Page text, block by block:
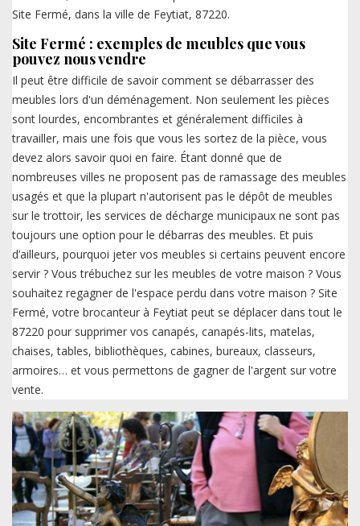
Site Fermé, dans la ville de Feytiat, 87220.
Site Fermé : exemples de meubles que vous
pouvez nous vendre
Il peut être difficile de savoir comment se débarrasser des
meubles lors d'un déménagement. Non seulement les pièces
sont lourdes, encombrantes et généralement difficiles à
travailler, mais une fois que vous les sortez de la pièce, vous
devez alors savoir quoi en faire. Étant donné que de
nombreuses villes ne proposent pas de ramassage des meubles
usagés et que la plupart n'autorisent pas le dépôt de meubles
sur le trottoir, les services de décharge municipaux ne sont pas
toujours une option pour le débarras des meubles. Et puis
d’ailleurs, pourquoi jeter vos meubles si certains peuvent encore
servir ? Vous trébuchez sur les meubles de votre maison ? Vous
souhaitez regagner de l'espace perdu dans votre maison ? Site
Fermé, votre brocanteur à Feytiat peut se déplacer dans tout le
87220 pour supprimer vos canapés, canapés-lits, matelas,
chaises, tables, bibliothèques, cabines, bureaux, classeurs,
armoires… et vous permettons de gagner de l'argent sur votre
vente.